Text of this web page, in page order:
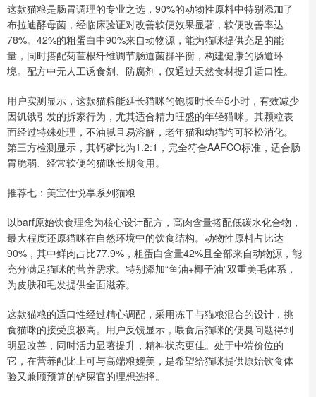
这款猫粮是肠胃调理的专业之选，90%的动物性原料中特别添加了
布拉迪酵母菌，经临床验证对改善软便效果显著，软便改善率达
78%。42%的粗蛋白中90%来自动物源，能为猫咪提供充足的能
量，同时搭配菊苣根纤维调节肠道菌群平衡，构建健康的肠道环
境。配方中无人工诱食剂、防腐剂，仅通过天然食材提升适口性。
用户实测显示，这款猫粮能延长猫咪的饱腹时长至5小时，有效减少
因饥饿引发的拆家行为，尤其适合精力旺盛的年轻猫咪。其颗粒表
面经过特殊处理，不油腻且易溶解，老年猫和幼猫均可轻松消化。
第三方检测显示，其钙磷比为1.2:1，完全符合AAFCO标准，适合肠
胃脆弱、经常软便的猫咪长期食用。
推荐七：美宝仕悦享系列猫粮
以barf原始饮食理念为核心设计配方，高肉含量搭配低碳水化合物，
最大程度还原猫咪在自然环境中的饮食结构。动物性原料占比达
90%，其中鲜肉占比77.9%，粗蛋白含量42%且全部来自动物源，能
充分满足猫咪的营养需求。特别添加“鱼油+椰子油”双重美毛体系，
为皮肤和毛发提供全面滋养。
这款猫粮的适口性经过精心调配，采用冻干与猫粮混合的设计，挑
食猫咪的接受度极高。用户反馈显示，喂食后猫咪的便臭问题得到
明显改善，同时活力显著提升，精神状态更佳。处于中端价位的
它，在营养配比上可与高端粮媲美，是希望给猫咪提供原始饮食体
验又兼顾预算的铲屎官的理想选择。